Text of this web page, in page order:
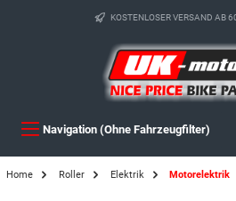
KOSTENLOSER VERSAND AB
Navigation (Ohne Fahrzeugfilter)
Home Roller Elektrik Motorelektrik